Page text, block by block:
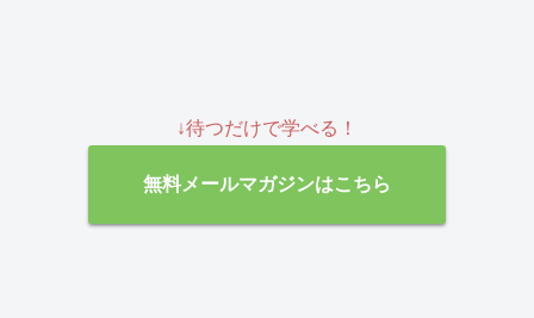
↓待つだけで学べる！
無料メールマガジンはこちら